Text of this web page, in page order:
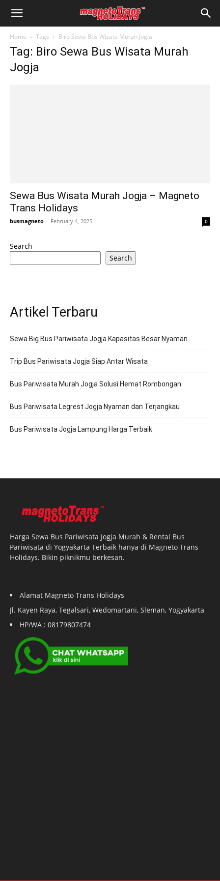
Home Tags Biro Sewa Bus Wisata Murah Jogja
Tag: Biro Sewa Bus Wisata Murah
Jogja
Sewa Bus Wisata Murah Jogja – Magneto
Trans Holidays
busmagneto - February 4, 2025 0
Search
Search
Artikel Terbaru
Sewa Big Bus Pariwisata Jogja Kapasitas Besar Nyaman
Trip Bus Pariwisata Jogja Siap Antar Wisata
Bus Pariwisata Murah Jogja Solusi Hemat Rombongan
Bus Pariwisata Legrest Jogja Nyaman dan Terjangkau
Bus Pariwisata Jogja Lampung Harga Terbaik
Harga Sewa Bus Pariwisata Jogja Murah & Rental Bus
Pariwisata di Yogyakarta Terbaik hanya di Magneto Trans
Holidays. Bikin piknikmu berkesan.
Alamat Magneto Trans Holidays
Jl. Kayen Raya, Tegalsari, Wedomartani, Sleman, Yogyakarta
HP/WA : 08179807474